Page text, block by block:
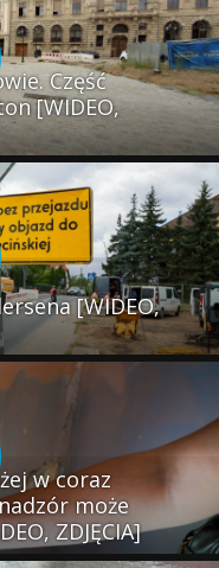
Część
[WIDEO,
[WIDEO,
w coraz
może
ZDJĘCIA]